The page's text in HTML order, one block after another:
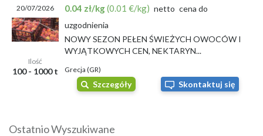
20/07/2026
Ilość
100 - 1000 t
0.04 zł/kg(0.01 €/kg) netto cena do
uzgodnienia
NOWY SEZON PEŁEN ŚWIEŻYCH OWOCÓW I
WYJĄTKOWYCH CEN, NEKTARYN...
Grecja (GR)
Szczegóły Skontaktuj się
Ostatnio Wyszukiwane